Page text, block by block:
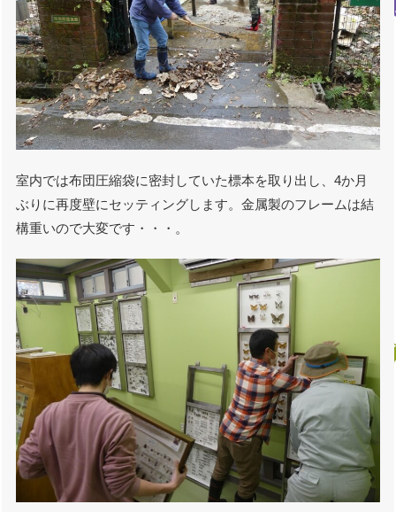
室内では布団圧縮袋に密封していた標本を取り出し、4か月
ぶりに再度壁にセッティングします。金属製のフレームは結
構重いので大変です・・・。